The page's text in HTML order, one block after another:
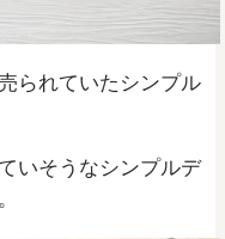
られていたシンプル
いそうなシンプルデ